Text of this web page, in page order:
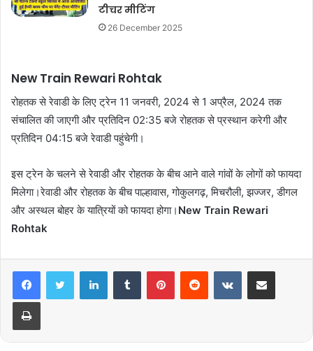
टीचर मीटिंग
26 December 2025
New Train Rewari Rohtak
रोहतक से रेवाडी के लिए ट्रेन 11 जनवरी, 2024 से 1 अप्रैल, 2024 तक
संचालित की जाएगी और प्रतिदिन 02:35 बजे रोहतक से प्रस्थान करेगी और
प्रतिदिन 04:15 बजे रेवाडी पहुंचेगी।
इस ट्रेन के चलने से रेवाडी और रोहतक के बीच आने वाले गांवों के लोगों को फायदा
मिलेगा।रेवाडी और रोहतक के बीच पाल्हावास, गोकुलगढ़, मिचरौली, झज्जर, डीगल
और अस्थल बोहर के यात्रियों को फायदा होगा। New Train Rewari
Rohtak